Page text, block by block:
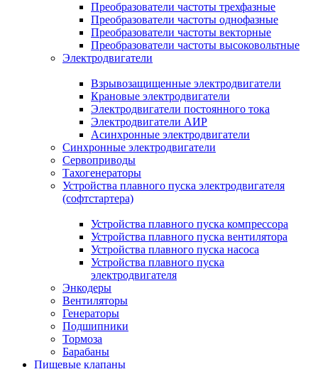
Преобразователи частоты трехфазные
Преобразователи частоты однофазные
Преобразователи частоты векторные
Преобразователи частоты высоковольтные
Электродвигатели
Взрывозащищенные электродвигатели
Крановые электродвигатели
Электродвигатели постоянного тока
Электродвигатели АИР
Асинхронные электродвигатели
Синхронные электродвигатели
Сервоприводы
Тахогенераторы
Устройства плавного пуска электродвигателя
(софтстартера)
Устройства плавного пуска компрессора
Устройства плавного пуска вентилятора
Устройства плавного пуска насоса
Устройства плавного пуска
электродвигателя
Энкодеры
Вентиляторы
Генераторы
Подшипники
Тормоза
Барабаны
Пищевые клапаны